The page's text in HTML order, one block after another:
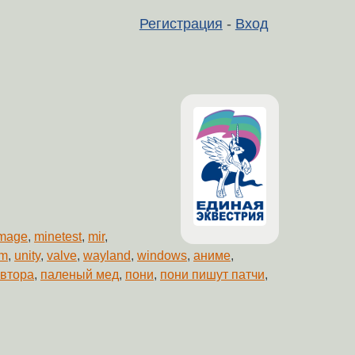
Регистрация - Вход
, minetest, mir,
, unity, valve, wayland, windows, аниме,
, паленый мед, пони, пони пишут патчи,